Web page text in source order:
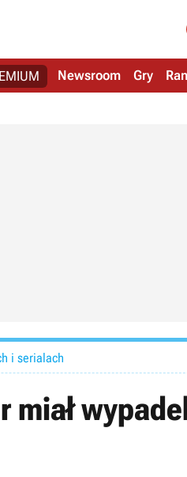
Newsroom Gry
i serialach
miał